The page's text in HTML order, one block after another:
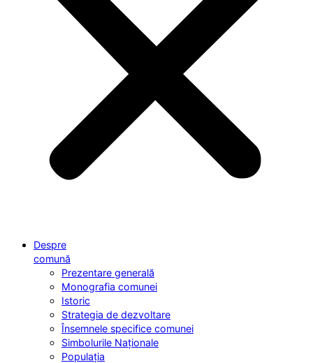
Despre
comună
Prezentare generală
Monografia comunei
Istoric
Strategia de dezvoltare
Însemnele specifice comunei
Simbolurile Naționale
Populația